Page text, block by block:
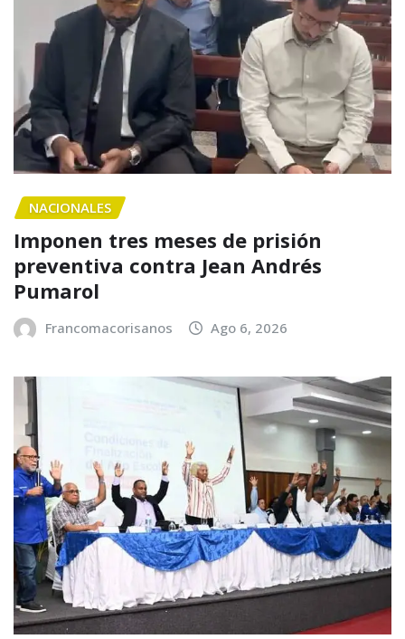
NACIONALES
Imponen tres meses de prisión
preventiva contra Jean Andrés
Pumarol
Francomacorisanos Ago 6, 2026